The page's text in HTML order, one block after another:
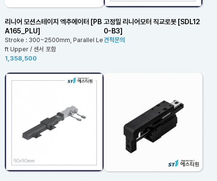
리니어 모션스테이지 엑추에이터 [PB
A165_PLU]
Stroke : 300~2500mm, Parallel Le
ft Upper / 센서 포함
1,358,500
고정밀 리니어모터 직교로봇 [SDL12
0-B3]
견적문의